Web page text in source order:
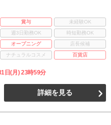
賞与
未経験OK
週3日勤務OK
時短勤務OK
オープニング
店長候補
ナチュラルコスメ 百貨店
日(月) 23時59分
詳細を見る